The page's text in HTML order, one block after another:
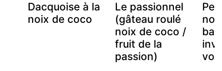
Dacquoise à la
noix de coco
Le passionnel
(gâteau roulé
noix de coco /
fruit de la
passion)